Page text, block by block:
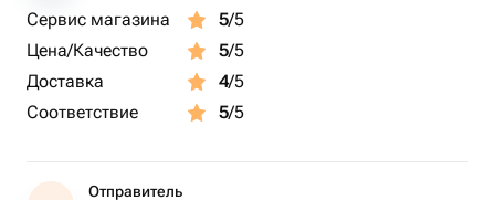
Сервис магазина 5/5
Цена/Качество
5/5
Доставка
4/5
Соответствие
5/5
Отправитель